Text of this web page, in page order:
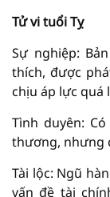
Tử vi tuổi Tỵ
Sự nghiệp:
thích, được
chịu áp lực quá
Tình duyên:
thương, nhưng
Tài lộc: Ngũ
vấn đề tài